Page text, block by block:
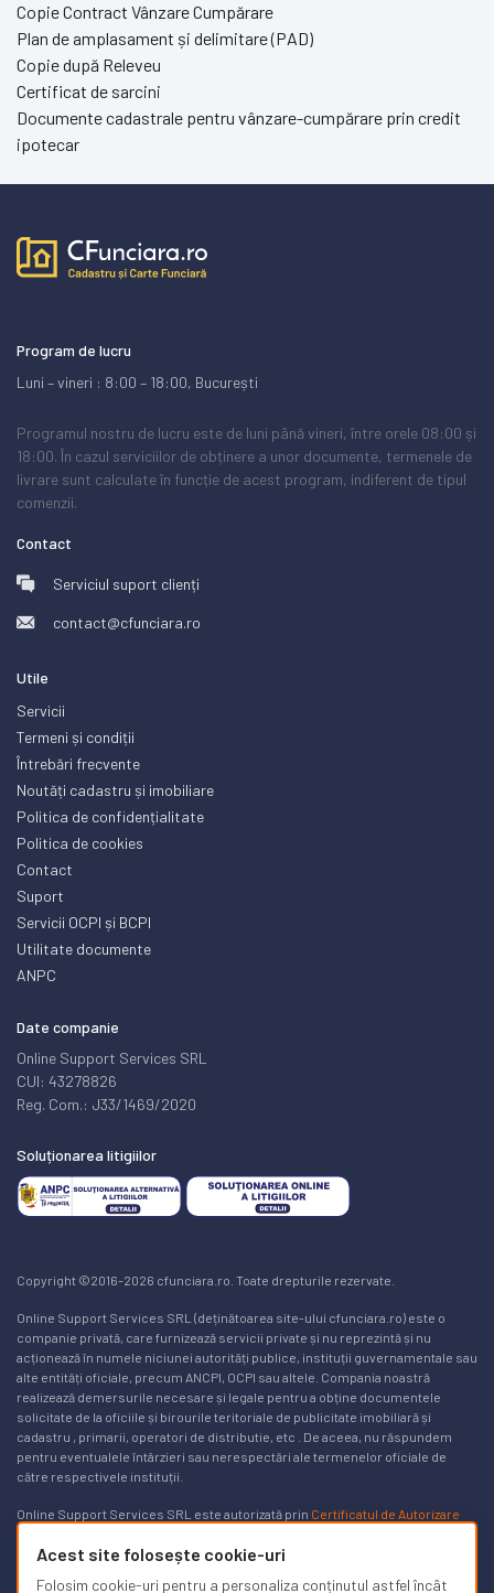
Copie Contract Vânzare Cumpărare
Plan de amplasament și delimitare (PAD)
Copie după Releveu
Certificat de sarcini
Documente cadastrale pentru vânzare-cumpărare prin credit
ipotecar
Program de lucru
Luni – vineri : 8:00 – 18:00, București
Programul nostru de lucru este de luni până vineri, între orele 08:00 și
18:00. În cazul serviciilor de obținere a unor documente, termenele de
livrare sunt calculate în funcție de acest program, indiferent de tipul
comenzii.
Contact
Serviciul suport clienți
contact@cfunciara.ro
Utile
Servicii
Termeni și condiții
Întrebări frecvente
Noutăți cadastru și imobiliare
Politica de confidențialitate
Politica de cookies
Contact
Suport
Servicii OCPI și BCPI
Utilitate documente
ANPC
Date companie
Online Support Services SRL
CUI: 43278826
Reg. Com.: J33/1469/2020
Soluționarea litigiilor
Copyright ©2016-2026 cfunciara.ro. Toate drepturile rezervate.
Online Support Services SRL (deținătoarea site-ului cfunciara.ro) este o
companie privată, care furnizează servicii private și nu reprezintă și nu
acționează în numele niciunei autorități publice, instituții guvernamentale sau
alte entități oficiale, precum ANCPI, OCPI sau altele. Compania noastră
realizează demersurile necesare și legale pentru a obține documentele
solicitate de la oficiile și birourile teritoriale de publicitate imobiliară și
cadastru , primarii, operatori de distributie, etc . De aceea, nu răspundem
pentru eventualele întârzieri sau nerespectări ale termenelor oficiale de
către respectivele instituții.
Online Support Services SRL este autorizată prin Certificatul de Autorizare
cadastrului, geodeziei și cartografiei pe teritoriul României. Lista de autorizați
Acest site folosește cookie-uri
Folosim cookie-uri pentru a personaliza conținutul astfel încât